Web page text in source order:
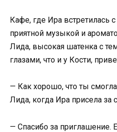
Кафе, где Ира встретилась
приятной музыкой и
Лида, высокая шатенка с
глазами, что и у Кости,
— Как хорошо, что ты
Лида, когда Ира присела за
— Спасибо за приглашение.